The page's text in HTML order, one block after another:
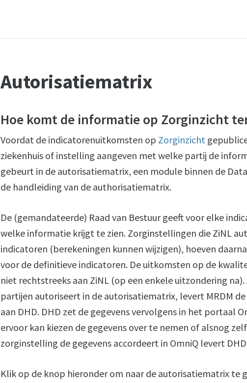
Autorisatiematrix
Hoe komt de informatie op Zorginzicht
Voordat de indicatorenuitkomsten op Zorginzicht
ziekenhuis of instelling aangeven met welke partij de
gebeurt in de autorisatiematrix, een module binnen de
de handleiding van de authorisatiematrix.
De (gemandateerde) Raad van Bestuur geeft voor elke
welke informatie krijgt te zien. Zorginstellingen die ZiNL
indicatoren (berekeningen kunnen wijzigen), hoeven
voor de definitieve indicatoren. De uitkomsten op de
niet rechtstreeks aan ZiNL (op een enkele uitzondering
partijen autoriseert in de autorisatiematrix, levert MRDM
aan DHD. DHD zet de gegevens vervolgens in het portaal
ervoor kan kiezen de gegevens over te nemen of alsnog
zorginstelling de gegevens accordeert in OmniQ levert
Klik op de knop hieronder om naar de autorisatiematrix te